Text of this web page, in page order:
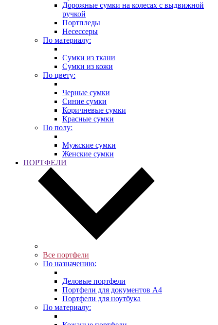
Дорожные сумки на колесах с выдвижной
ручкой
Портпледы
Несессеры
По материалу:
Сумки из ткани
Сумки из кожи
По цвету:
Черные сумки
Синие сумки
Коричневые сумки
Красные сумки
По полу:
Мужские сумки
Женские сумки
ПОРТФЕЛИ
Все портфели
По назначению:
Деловые портфели
Портфели для документов A4
Портфели для ноутбука
По материалу: